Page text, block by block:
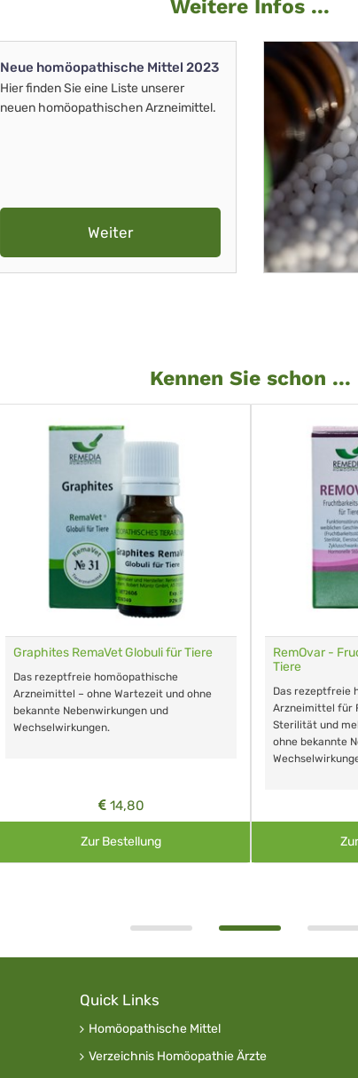
Weitere Infos ...
Neue homöopathische Mittel 2023
Hier finden Sie eine Liste unserer
neuen homöopathischen Arzneimittel.
Weiter
Kennen Sie schon ...
Graphites RemaVet Globuli für Tiere
Das rezeptfreie homöopathische
Arzneimittel – ohne Wartezeit und ohne
bekannte Nebenwirkungen und
Wechselwirkungen.
14,80
Zur Bestellung
RemOvar -
Tiere
Das rezeptfreie
Arzneimittel für
Sterilität und
ohne bekannte
Quick Links
Homöopathische Mittel
Verzeichnis Homöopathie Ärzte